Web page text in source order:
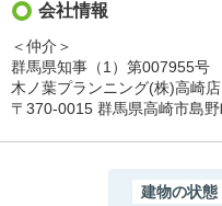
会社情報
＜仲介＞
群馬県知事（1）第007955号
木ノ葉プランニング(株)高崎店
〒370-0015 群馬県高崎市島
建物の状態